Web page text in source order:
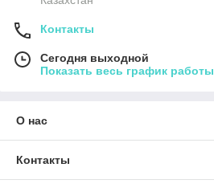
Контакты
Сегодня выходной
Показать весь график работы
О нас
Контакты